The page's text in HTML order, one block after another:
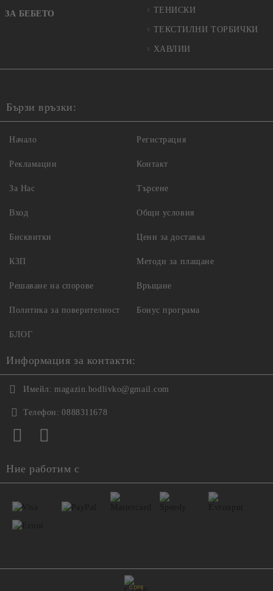
ЗА БЕБЕТО
ТЕНИСКИ
ТЕКСТИЛНИ ТОРБИЧКИ
ХАВЛИИ
Бързи връзки:
Начало
Рекламации
За Нас
Вход
Регистрация
Контакт
Търсене
Общи условия
Бисквитки
КЗП
Решаване на спорове
Политика за поверителност
Цени за доставка
Методи за плащане
Връщане
Бонус програма
БЛОГ
Информация за контакти:
Имейл: magazin.bodlivko@gmail.com
Телефон: 0888311678
Ние работим с
GDPR